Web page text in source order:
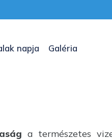
napja Galéria
a természetes